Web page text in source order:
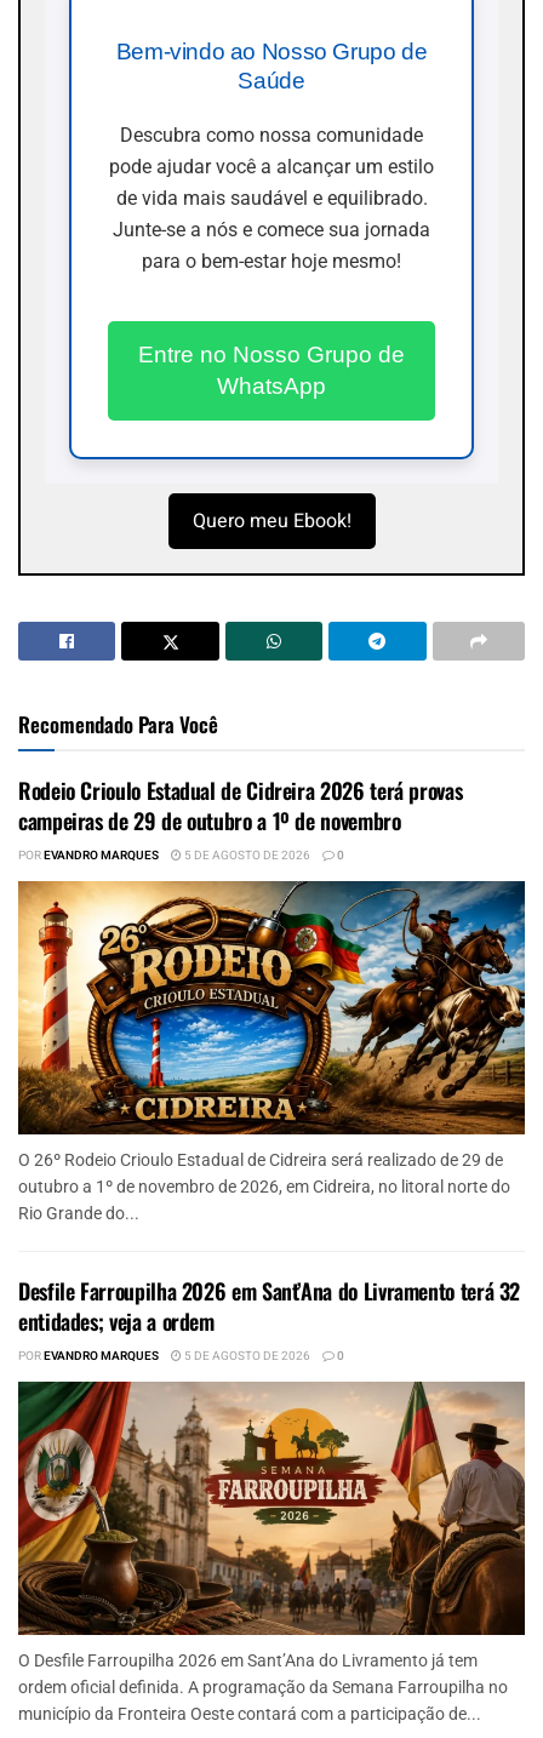
Bem-vindo ao Nosso Grupo de
Saúde
Descubra como nossa comunidade
pode ajudar você a alcançar um estilo
de vida mais saudável e equilibrado.
Junte-se a nós e comece sua jornada
para o bem-estar hoje mesmo!
Entre no Nosso Grupo de
WhatsApp
Quero meu Ebook!
Recomendado Para Você
Rodeio Crioulo Estadual de Cidreira 2026 terá provas
campeiras de 29 de outubro a 1º de novembro
POREVANDRO MARQUES 5 DE AGOSTO DE 2026 0
O 26º Rodeio Crioulo Estadual de Cidreira será realizado de 29 de
outubro a 1º de novembro de 2026, em Cidreira, no litoral norte do
Rio Grande do...
Desfile Farroupilha 2026 em Sant’Ana do Livramento terá 32
entidades; veja a ordem
POREVANDRO MARQUES 5 DE AGOSTO DE 2026 0
O Desfile Farroupilha 2026 em Sant’Ana do Livramento já tem
ordem oficial definida. A programação da Semana Farroupilha no
município da Fronteira Oeste contará com a participação de...